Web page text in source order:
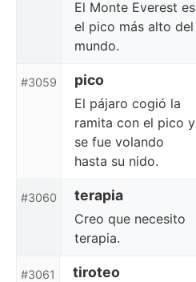
El Monte Everest es
el pico más alto del
mundo.
#3059 pico
El pájaro cogió la
ramita con el pico y
se fue volando
hasta su nido.
#3060 terapia
Creo que necesito
terapia.
#3061 tiroteo